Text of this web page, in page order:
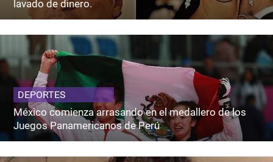
lavado de dinero.
DEPORTES
México comienza arrasando en el medallero de los
Juegos Panamericanos de Perú